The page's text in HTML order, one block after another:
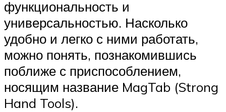
функциональность и
универсальностью. Насколько
удобно и легко с ними работать,
можно понять, познакомившись
поближе с приспособлением,
носящим название MagTab (Strong
Hand Tools).